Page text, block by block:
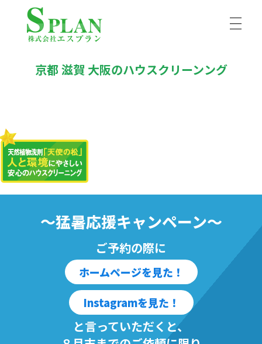
株式会社エスプラン
京都、滋賀、大阪のハウスクリーニングはエスプランにおまかせ。ハウスクリーニング士の資格を持ったプロのスタッフが丁寧にお掃除いたします。京都市を中心に京都府、滋賀県、大阪府にお伺いします。京都 滋賀 大阪のハウスクリーンング
〜猛暑応援キャンペーン〜
ご予約の際に
ホームページを見た！
Instagramを見た！
と言っていただくと、